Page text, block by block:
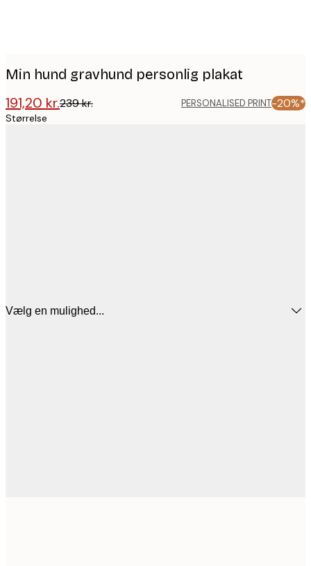
Min hund gravhund personlig plakat
191,20 kr.239 kr. PERSONALISED PRINT-20%*
Størrelse
Vælg en mulighed...